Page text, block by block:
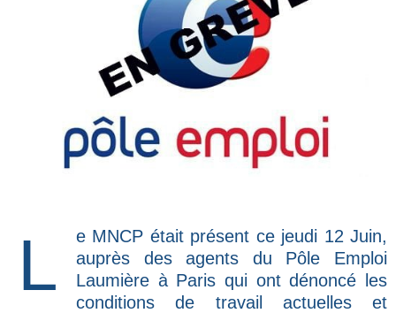
Le MNCP était présent ce jeudi 12 Juin,
auprès des agents du Pôle Emploi
Laumière à Paris qui ont dénoncé les
conditions de travail actuelles et